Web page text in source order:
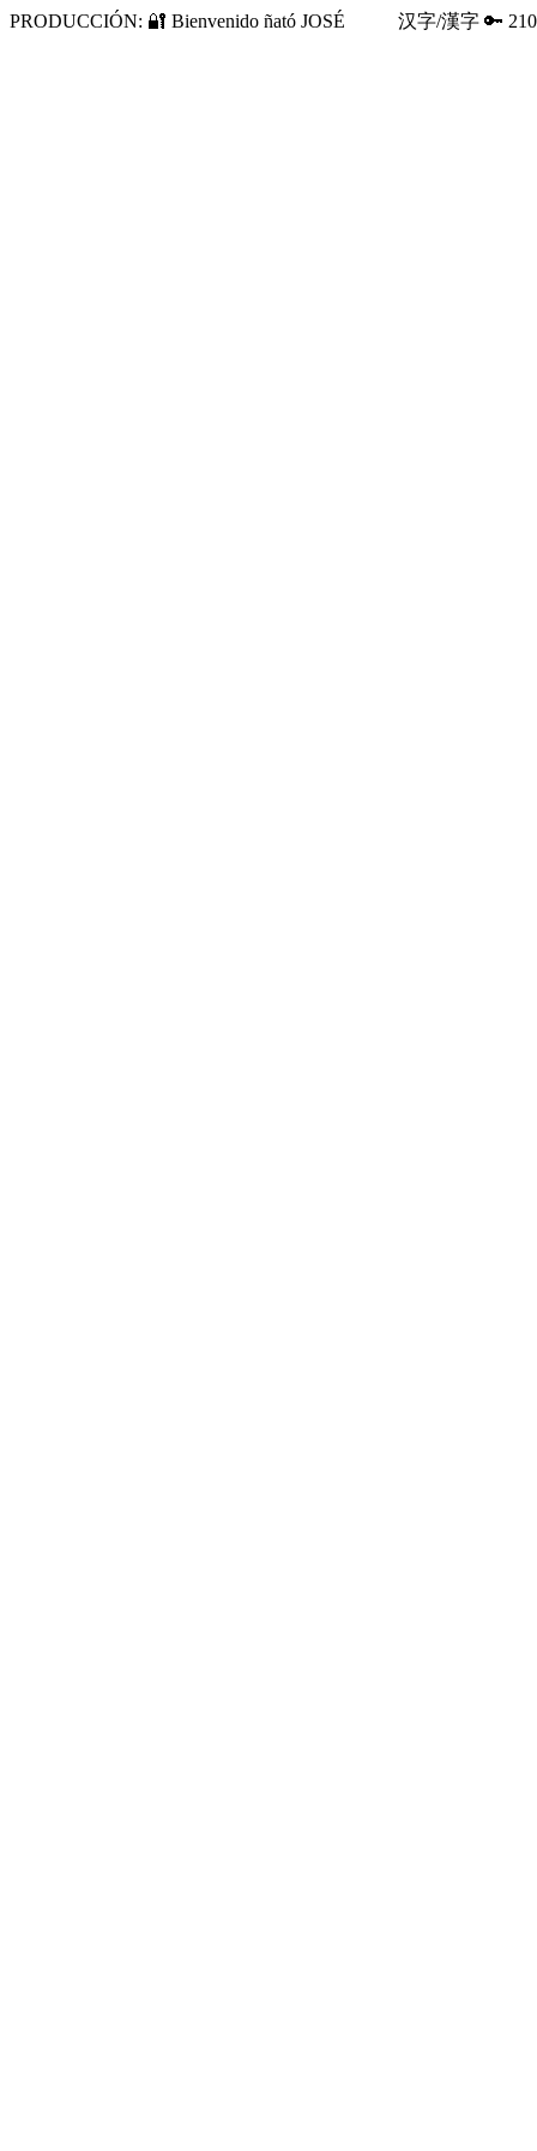
PRODUCCIÓN: 🔐 Bienvenido ñató JOSÉ 汉字/漢字 🔑